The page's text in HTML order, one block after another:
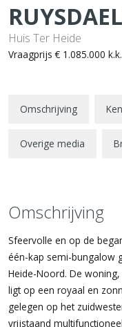
Huis Ter Heide
Vraagprijs€ 1.085.000 k.k.
Omschrijving
Overige media
Omschrijving
Sfeervolle en op de
één-kap semi-bungalow
Heide-Noord. De
ligt op een royaal en
gelegen op het
vrijstaand